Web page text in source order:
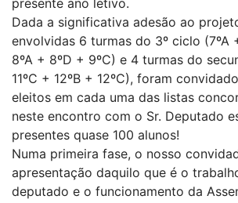
Dada a significativa adesão ao
envolvidas 6 turmas do 3º ciclo (7ºA
8ºA + 8ºD + 9ºC) e 4 turmas do
11ºC + 12ºB + 12ºC), foram
eleitos em cada uma das listas
neste encontro com o Sr. Deputado
presentes quase 100 alunos!
Numa primeira fase, o nosso
apresentação daquilo que é o
deputado e o funcionamento da